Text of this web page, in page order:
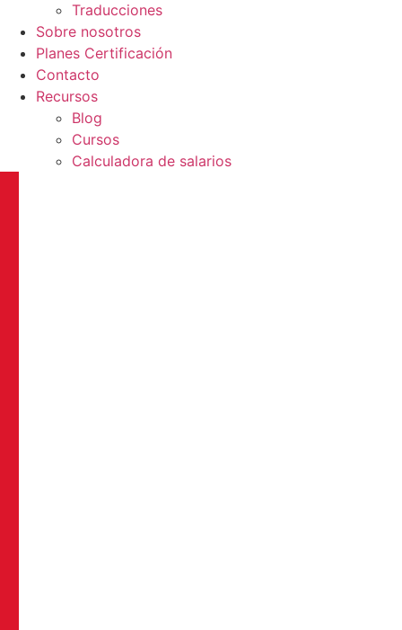
Traducciones
Sobre nosotros
Planes Certificación
Contacto
Recursos
Blog
Cursos
Calculadora de salarios